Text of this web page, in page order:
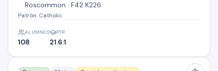
Roscommon · F42 K226
Patrón: Catholic
ALUMNOS
108
PTR
21.6:1
Mount Talbot N S